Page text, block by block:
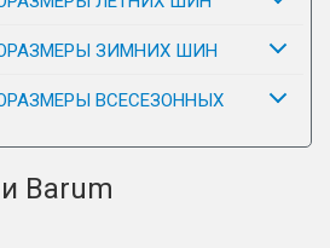
ЗИМНИХ ШИН
ВСЕСЕЗОННЫХ
Barum